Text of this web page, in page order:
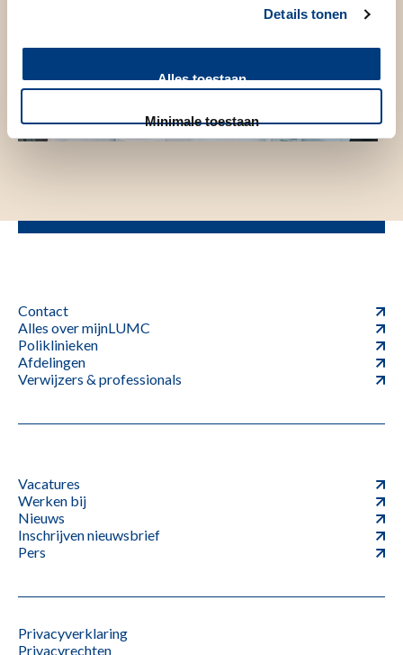
Details tonen
Alles toestaan
Minimale toestaan
Contact
Alles over mijnLUMC
Poliklinieken
Afdelingen
Verwijzers & professionals
Vacatures
Werken bij
Nieuws
Inschrijven nieuwsbrief
Pers
Privacyverklaring
Privacyrechten